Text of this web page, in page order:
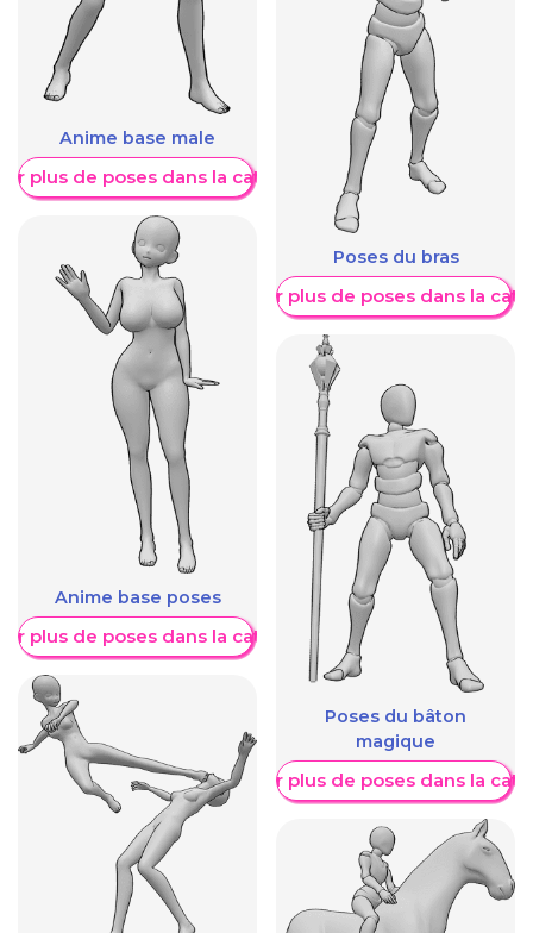
Anime base male
plus de poses dans la catégorie
Anime base poses
plus de poses dans la catégorie
Poses du bras
Afficher plus de poses dans la
Poses du bâton
magique
Afficher plus de poses dans la